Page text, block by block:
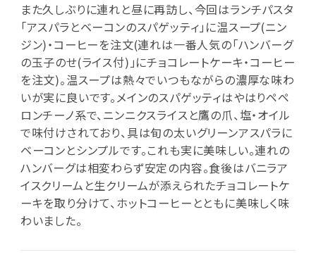
また久しぶりに連れと昼に再訪し、今回はランチパスタ
「アスパラとベーコンのスパゲッティ」に温スープ(ニン
ジン)・コーヒーを注文(連れは一番人気の「ハンバーグ
の玉子のせ(ライス付)」にチョコレートケーキ・コーヒー
を注文)。温スープは熱々でいつもながらの濃厚な味わ
いが実に良いです。メインのスパゲッティはやはりペペ
ロンチーノ系で、ニンニクスライスと鷹の爪、塩・オイル
で味付けされており、具は旬の太いグリーンアスパラに
ベーコンとシンプルです。これも実に美味しい。連れの
ハンバーグは相変わらず安定の内容。食後はバニラア
イスクリームと生クリームが添えられたチョコレートケ
ーキを取り分けて、ホットコーヒーとともに美味しく味
わいました。